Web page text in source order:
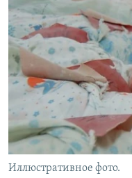
поиску
ТОҶИКӢ
TÜRKMENÇE
Все сайты РСЕ/РС
Иллюстративное фото.